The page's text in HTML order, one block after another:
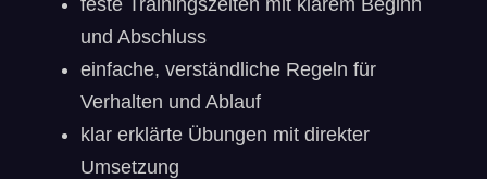
und Abschluss
einfache, verständliche Regeln für
Verhalten und Ablauf
klar erklärte Übungen mit direkter
Umsetzung